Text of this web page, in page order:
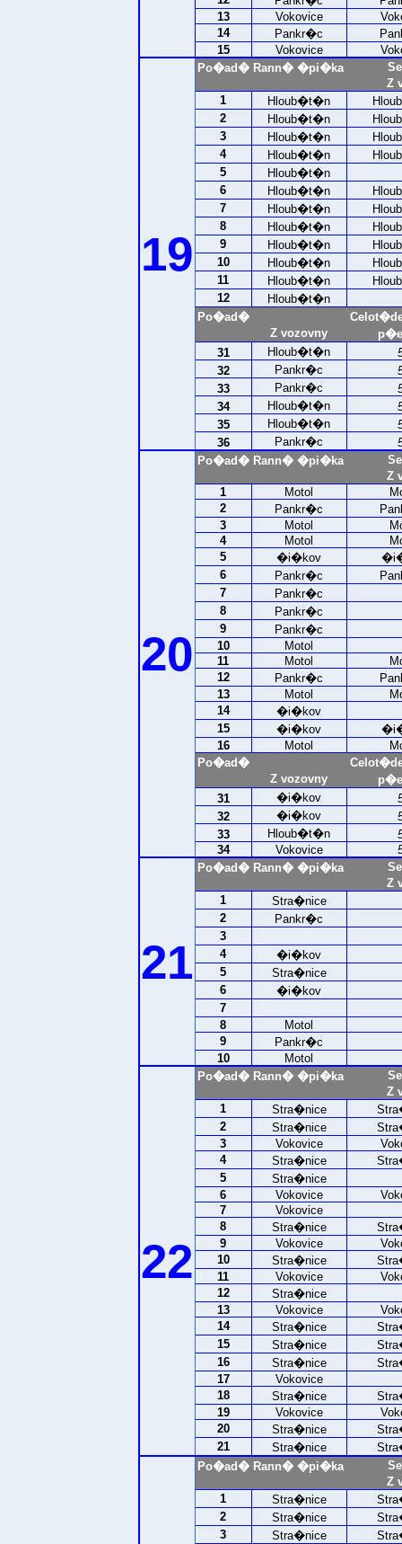
13
Vokovice
14
Pankr�c
15
Vokovice
19
Po�ad� Rann� �pi�ka
Z
1
Hloub�t�n
2
Hloub�t�n
3
Hloub�t�n
4
Hloub�t�n
5
Hloub�t�n
6
Hloub�t�n
7
Hloub�t�n
8
Hloub�t�n
9
Hloub�t�n
10
Hloub�t�n
11
Hloub�t�n
12
Hloub�t�n
Po�ad�
Z vozovny
31
Hloub�t�n
32
Pankr�c
33
Pankr�c
34
Hloub�t�n
35
Hloub�t�n
36
Pankr�c
20
Po�ad� Rann� �pi�ka
Z
1
Motol
2
Pankr�c
3
Motol
4
Motol
5
�i�kov
6
Pankr�c
7
Pankr�c
8
Pankr�c
9
Pankr�c
10
Motol
11
Motol
12
Pankr�c
13
Motol
14
�i�kov
15
�i�kov
16
Motol
Po�ad�
Z vozovny
31
�i�kov
32
�i�kov
33
Hloub�t�n
34
Vokovice
21
Po�ad� Rann� �pi�ka
Z
1
Stra�nice
2
Pankr�c
3
4
�i�kov
5
Stra�nice
6
�i�kov
7
8
Motol
9
Pankr�c
10
Motol
22
Po�ad� Rann� �pi�ka
Z
1
Stra�nice
2
Stra�nice
3
Vokovice
4
Stra�nice
5
Stra�nice
6
Vokovice
7
Vokovice
8
Stra�nice
9
Vokovice
10
Stra�nice
11
Vokovice
12
Stra�nice
13
Vokovice
14
Stra�nice
15
Stra�nice
16
Stra�nice
17
Vokovice
18
Stra�nice
19
Vokovice
20
Stra�nice
21
Stra�nice
Po�ad� Rann� �pi�ka
Z
1
Stra�nice
2
Stra�nice
3
Stra�nice